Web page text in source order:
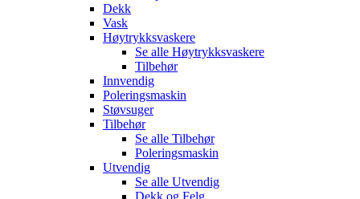
Dekk
Vask
Høytrykksvaskere
Se alle Høytrykksvaskere
Tilbehør
Innvendig
Poleringsmaskin
Støvsuger
Tilbehør
Se alle Tilbehør
Poleringsmaskin
Utvendig
Se alle Utvendig
Dekk og Felg